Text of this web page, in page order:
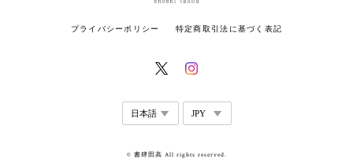
プライバシーポリシー 特定商取引法に基づく表記
© 書肆田高 All rights reserved.